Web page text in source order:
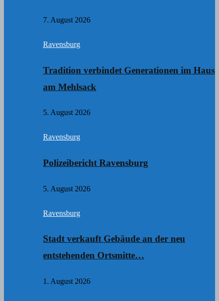
7. August 2026
Ravensburg
Tradition verbindet Generationen im Haus
am Mehlsack
5. August 2026
Ravensburg
Polizeibericht Ravensburg
5. August 2026
Ravensburg
Stadt verkauft Gebäude an der neu
entstehenden Ortsmitte…
1. August 2026